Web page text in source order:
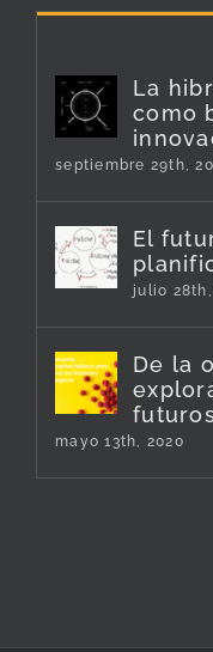
La
como
septiembre 29th,
El
julio 28th,
De la
mayo 13th, 2020